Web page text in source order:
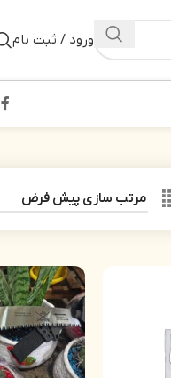
ورود / ثبت نام